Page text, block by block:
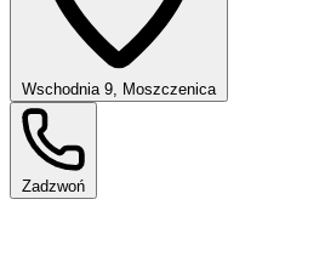
Wschodnia 9, Moszczenica
Zadzwoń